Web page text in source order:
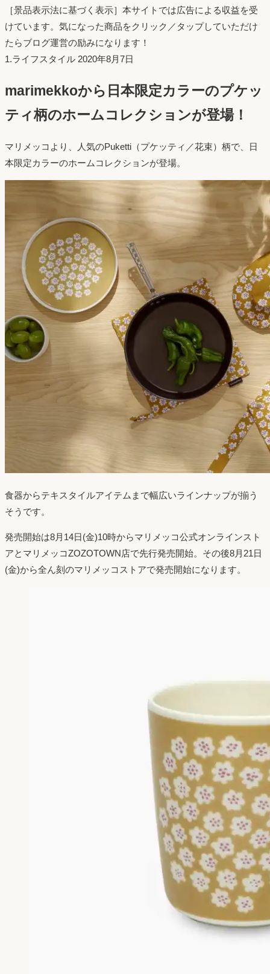
［景品表示法に基づく表示］本サイトでは広告による収益を受
けています。気になった商品をクリック／タップしていただけ
たらブログ運営の励みになります！
1.ライフスタイル 投
日：
2020年8月7日
marimekkoから日本限定カラーのプケッ
ティ柄のホームコレクションが登場！
マリメッコより、人気のPuketti（プケッティ／花束）柄で、日
本限定カラーのホームコレクションが登場。
食器からテキスタイルアイテムまで幅広いラインナップが揃う
そうです。
発売開始は8月14日(金)10時からマリメッコ公式オンラインスト
アとマリメッコZOZOTOWN店で先行発売開始。その後8月21日
(金)から全ん刻のマリメッコストアで発売開始になります。